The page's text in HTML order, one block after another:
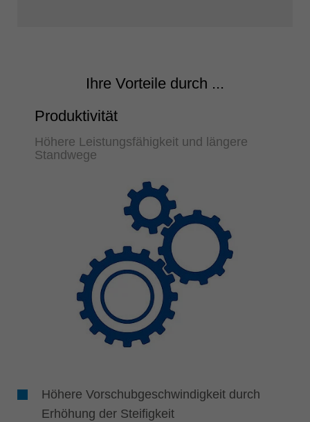
Ihre Vorteile durch ...
Produktivität
Höhere Leistungsfähigkeit und längere
Standwege
Höhere Vorschubgeschwindigkeit durch
Erhöhung der Steifigkeit